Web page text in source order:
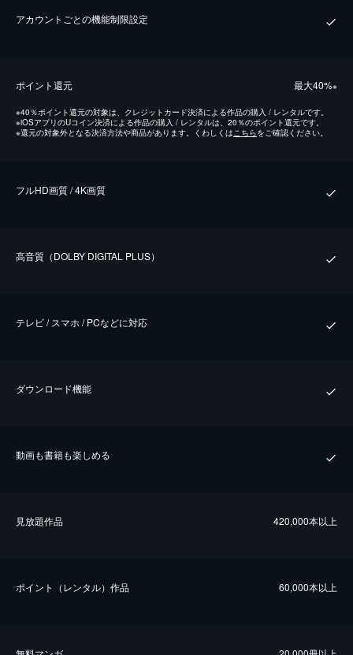
アカウントごとの機能制限設定
ポイント還元 最⼤40%※
※40％ポイント還元の対象は、クレジットカード決済による作品の購入 / レンタルです。
※iOSアプリのUコイン決済による作品の購入 / レンタルは、20％のポイント還元です。
※還元の対象外となる決済方法や商品があります。くわしくは こちらをご確認ください。
フルHD画質 / 4K画質
⾼⾳質（DOLBY DIGITAL PLUS）
テレビ / スマホ / PCなどに対応
ダウンロード機能
動画も書籍も楽しめる
⾒放題作品 420,000本以上
ポイント（レンタル）作品 60,000本以上